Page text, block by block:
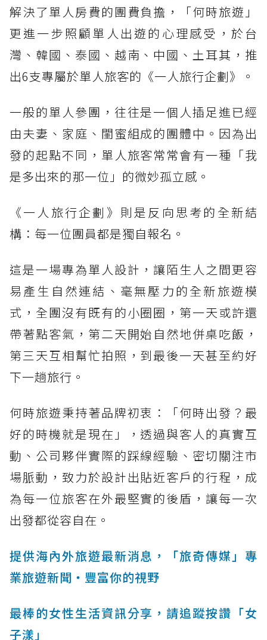
解決了單人房費的團費負擔，「何時旅遊」
更進一步照顧單人出遊的心理感受，於台
灣、韓國、泰國、越南、中國、土耳其，推
出6支專屬於單人旅客的《一人旅行企劃》。
一般的單人參團，往往是一個人插足進已經
由夫妻、家庭、閨蜜組成的團體中。因為出
發的起點不同，單人旅客常常會有一種「我
是多出來的那一位」的微妙孤立感。
《一人旅行企劃》則是反向思考的全新結
構：每一位團員都是獨自報名。
這是一場專為單人設計，讓陌生人之間更容
易產生自然連結、毫無壓力的全新旅遊模
式，全團沒有既有的小圈圈，第一天或許還
帶著點客氣，第二天開始自然地併桌吃飯，
第三天互相幫忙拍照，到最後一天甚至約好
下一趟旅行。
何時旅遊秉持著品牌初衷：「何時出發？最
好的時機就是現在」，透過與客人的真實互
動、公司夥伴實際的踩線經驗、密切關注市
場脈動，致力於設計出貼近客戶的行程，成
為每一位旅客在外最堅實的後盾，讓每一次
出發都從容自在。
提供海內外旅遊最新消息，「旅奇傳媒」專
業旅遊新聞‧豐富你的視野
最棒的女性生活資訊分享，請追蹤按讚「女
子漾」